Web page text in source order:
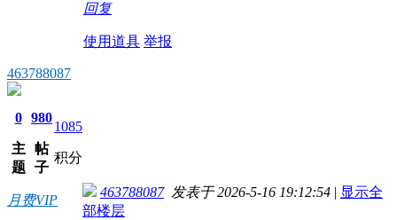
回复
使用道具 举报
463788087
0
主
题
980
帖
子
1085
积分
月费VIP
463788087发表于 2026-5-16 19:12:54 | 显示全
部楼层